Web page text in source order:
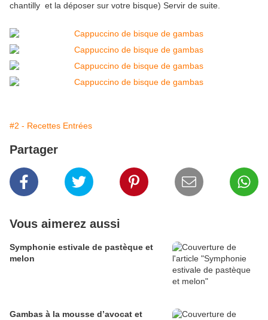
chantilly et la déposer sur votre bisque) Servir de suite.
#2 - Recettes Entrées
Partager
Vous aimerez aussi
Symphonie estivale de pastèque et
melon
Gambas à la mousse d’avocat et